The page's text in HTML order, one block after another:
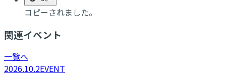
コピーされました。
関連イベント
一覧へ
2026.10.2EVENT